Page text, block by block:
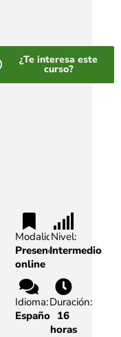
¿Te interesa este
curso?
Modalidad:
Presencial,
online
Nivel:
Intermedio
Idioma:
Español
Duración:
16
horas